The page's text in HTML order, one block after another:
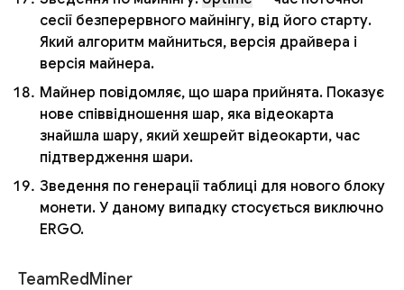
сесії безперервного майнінгу, від його старту.
Який алгоритм майниться, версія драйвера і
версія майнера.
Майнер повідомляє, що шара прийнята. Показує
нове співвідношення шар, яка відеокарта
знайшла шару, який хешрейт відеокарти, час
підтвердження шари.
Зведення по генерації таблиці для нового блоку
монети. У даному випадку стосується виключно
ERGO.
TeamRedMiner